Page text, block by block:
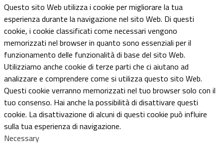
Questo sito Web utilizza i cookie per migliorare la tua
esperienza durante la navigazione nel sito Web. Di questi
cookie, i cookie classificati come necessari vengono
memorizzati nel browser in quanto sono essenziali per il
funzionamento delle funzionalità di base del sito Web.
Utilizziamo anche cookie di terze parti che ci aiutano ad
analizzare e comprendere come si utilizza questo sito Web.
Questi cookie verranno memorizzati nel tuo browser solo con il
tuo consenso. Hai anche la possibilità di disattivare questi
cookie. La disattivazione di alcuni di questi cookie può influire
sulla tua esperienza di navigazione.
Necessary